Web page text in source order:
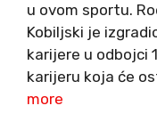
u ovom sportu.
Kobiljski je
karijere u odbojci
karijeru koja će
more